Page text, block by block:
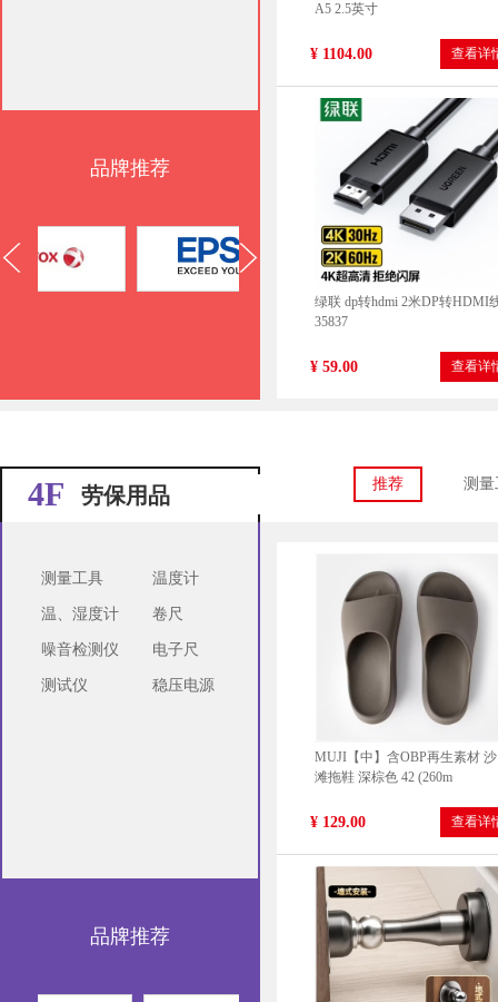
品牌推荐
A5 2.5英寸
¥ 1104.00 查看详
绿联 dp转hdmi 2米DP转HDMI
35837
¥ 59.00 查看详
长城 DDR3 8GB
¥ 163.00 查看详
4F 劳保用品 推荐 测量
测量工具 温度计
温、湿度计 卷尺
噪音检测仪 电子尺
测试仪 稳压电源
品牌推荐
MUJI【中】含OBP再生素材 沙
滩拖鞋 深棕色 42 (260m
¥ 129.00 查看详